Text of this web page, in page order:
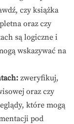
czy książka
oraz czy
są logiczne i
wskazywać na
zweryfikuj,
oraz czy
które mogą
pod